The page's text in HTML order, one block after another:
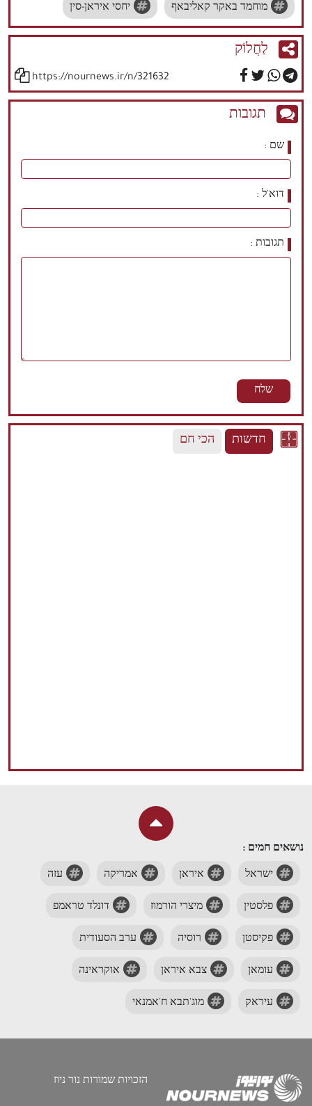
מוחמד באקר קאליבאף יחסי איראן-סין
לַחֲלוֹק
https://nournews.ir/n/321632
תגובות
שם
דוא'ל
תגובות
חדשות הכי חם
נושאים חמים :
ישראל איראן אמריקה עזה
פלסטין מיצרי הורמוז דונלד טראמפ
פקיסטן רוסיה ערב הסעודית
עומאן צבא איראן אוקראינה
עיראק מוג'תבא ח'אמנאי
הזכויות שמורות נור ניוז